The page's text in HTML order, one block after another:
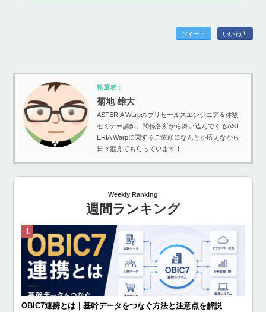
ツイート いいね！
執筆者：
菊地 雄大
ASTERIA Warpのプリセールスエンジニア＆体験
セミナー講師。関係各所から舞い込んでくるAST
ERIA Warpに関するご依頼になんとか応えながら
日々鍛えてもらっています！
Weekly Ranking
週間ランキング
OBIC7連携とは｜基幹データをつなぐ方法と注意点を解説